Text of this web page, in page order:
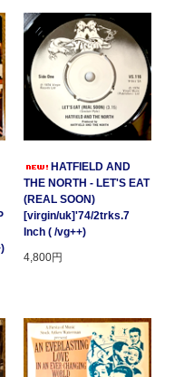
HATFIELD AND
THE NORTH - LET'S EAT
(REAL SOON)
[virgin/uk]'74/2trks.7
Inch ( /vg++)
4,800円